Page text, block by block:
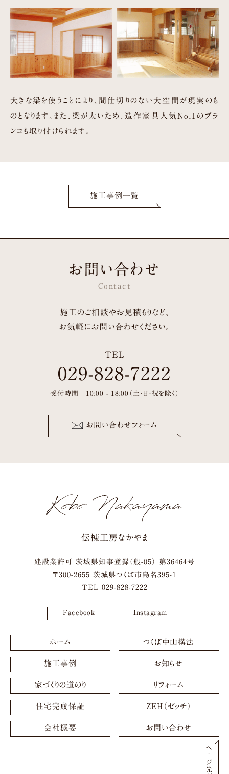
大きな梁を使うことにより、間仕切りのない大空間が現実のも
のとなります。 また、梁が太いため、造作家具人気No.1のブラ
ンコも取り付けられます。
施工事例一覧
お問い合わせ
Contact
施工のご相談やお見積もりなど、
お気軽にお問い合わせください。
TEL
029-828-7222
受付時間 10:00 - 18:00（土・日・祝を除く）
お問い合わせフォーム
伝棟工房なかやま
建設業許可 茨城県知事登録（般-05） 第36464号
〒300-2655 茨城県つくば市島名395-1
TEL 029-828-7222
Facebook Instagram
ホーム つくば中山構法
施工事例 お知らせ
家づくりの道のり リフォーム
住宅完成保証 ZEH（ゼッチ）
会社概要 お問い合わせ